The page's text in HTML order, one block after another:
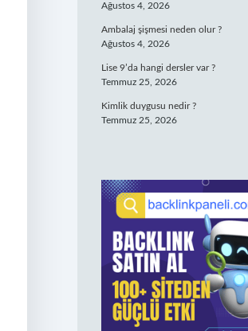
Ağustos 4, 2026
Ambalaj şişmesi neden olur ?
Ağustos 4, 2026
Lise 9’da hangi dersler var ?
Temmuz 25, 2026
Kimlik duygusu nedir ?
Temmuz 25, 2026